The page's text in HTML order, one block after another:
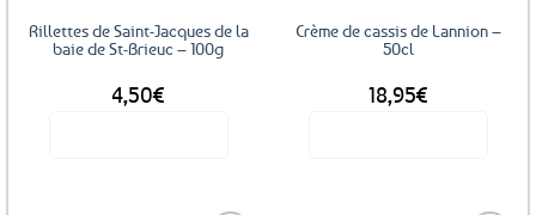
Rillettes de Saint-Jacques de la
baie de St-Brieuc – 100g
4,50€
Crème de cassis de Lannion –
50cl
18,95€